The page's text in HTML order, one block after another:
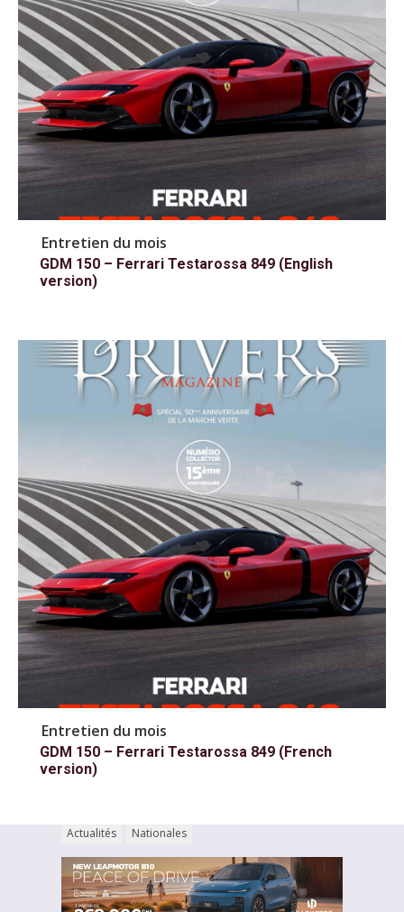
Entretien du mois
GDM 150 – Ferrari Testarossa 849 (English
version)
Entretien du mois
GDM 150 – Ferrari Testarossa 849 (French
version)